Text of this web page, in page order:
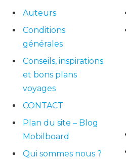
Auteurs
Conditions
générales
Conseils, inspirations
et bons plans
voyages
CONTACT
Plan du site – Blog
Mobilboard
Qui sommes nous ?